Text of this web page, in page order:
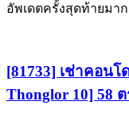
อัพเดตครั้งสุดท้ายมา
[81733] เช่าคอนโ
Thonglor 10] 58